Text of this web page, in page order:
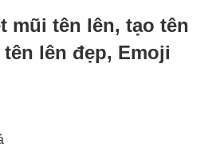
mũi tên lên, tạo tên
lên đẹp, Emoji